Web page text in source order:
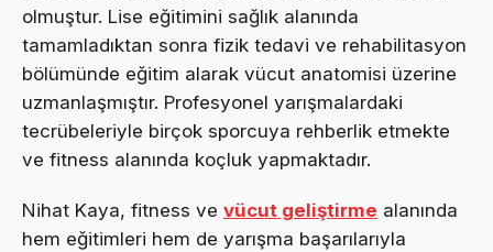
olmuştur. Lise eğitimini sağlık alanında
tamamladıktan sonra fizik tedavi ve rehabilitasyon
bölümünde eğitim alarak vücut anatomisi üzerine
uzmanlaşmıştır. Profesyonel yarışmalardaki
tecrübeleriyle birçok sporcuya rehberlik etmekte
ve fitness alanında koçluk yapmaktadır.
Nihat Kaya, fitness ve vücut geliştirme alanında
hem eğitimleri hem de yarışma başarılarıyla